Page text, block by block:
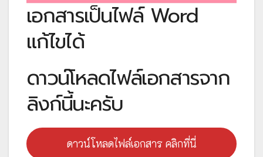
เอกสารเป็นไฟล์ Word
แก้ไขได้
ดาวน์โหลดไฟล์เอกสารจาก
ลิงก์นี้นะครับ
ดาวน์โหลดไฟล์เอกสาร คลิกที่นี่